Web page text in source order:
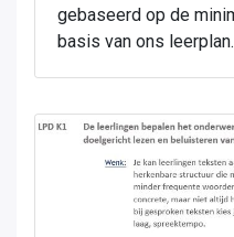
gebaseerd op de
basis van ons leerplan.